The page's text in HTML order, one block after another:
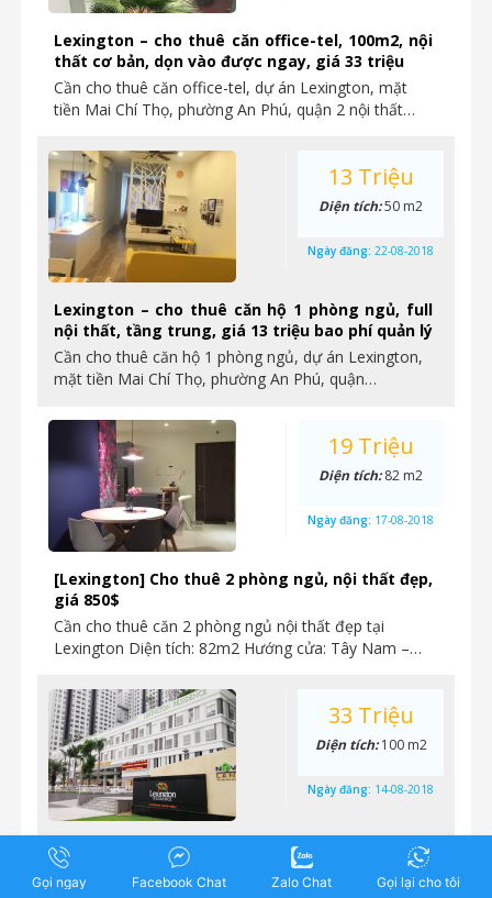
Lexington – cho thuê căn office-tel, 100m2, nội
thất cơ bản, dọn vào được ngay, giá 33 triệu
Cần cho thuê căn office-tel, dự án Lexington, mặt
tiền Mai Chí Thọ, phường An Phú, quận 2 nội thất…
Lexington – cho thuê căn hộ 1 phòng ngủ, full
nội thất, tầng trung, giá 13 triệu bao phí quản lý
Cần cho thuê căn hộ 1 phòng ngủ, dự án Lexington,
mặt tiền Mai Chí Thọ, phường An Phú, quận…
13 Triệu
Diện tích:50 m2
Ngày đăng: 22-08-2018
[Lexington] Cho thuê 2 phòng ngủ, nội thất đẹp,
giá 850$
Cần cho thuê căn 2 phòng ngủ nội thất đẹp tại
Lexington Diện tích: 82m2 Hướng cửa: Tây Nam –…
19 Triệu
Diện tích:82 m2
Ngày đăng: 17-08-2018
Lexington Residence – Cần cho thuê căn office-
tel, diện tích lớn, 100m2, giá 33 triệu/tháng
33 Triệu
Diện tích:100 m2
Ngày đăng: 14-08-2018
Gọi ngay Facebook Chat Zalo Chat Gọi lại cho tôi